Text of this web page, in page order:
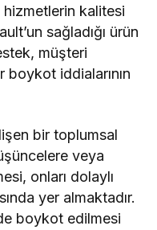
hizmetlerin kalitesi
sağladığı ürün
müşteri
boykot iddialarının
bir toplumsal
veya
onları dolaylı
yer almaktadır.
boykot edilmesi